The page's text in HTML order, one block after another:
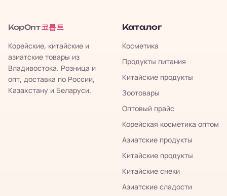
КорОпт 코롭트
Корейские, китайские и
азиатские товары из
Владивостока. Розница и
опт, доставка по России,
Казахстану и Беларуси.
Каталог
Косметика
Продукты питания
Китайские продукты
Зоотовары
Оптовый прайс
Корейская косметика оптом
Азиатские продукты
Китайские продукты
Китайские снеки
Азиатские сладости